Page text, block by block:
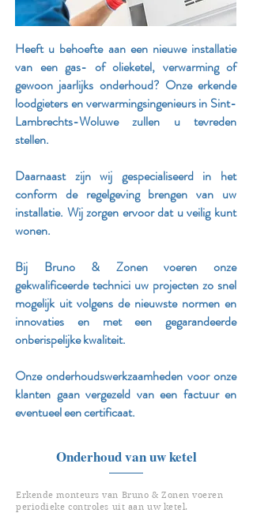
Heeft u behoefte aan een nieuwe installatie
van een gas- of olieketel, verwarming of
gewoon jaarlijks onderhoud? Onze erkende
loodgieters en verwarmingsingenieurs in Sint-
Lambrechts-Woluwe zullen u tevreden
stellen.
Daarnaast zijn wij gespecialiseerd in het
conform de regelgeving brengen van uw
installatie. Wij zorgen ervoor dat u veilig kunt
wonen.
Bij Bruno & Zonen voeren onze
gekwalificeerde technici uw projecten zo snel
mogelijk uit volgens de nieuwste normen en
innovaties en met een gegarandeerde
onberispelijke kwaliteit.
Onze onderhoudswerkzaamheden voor onze
klanten gaan vergezeld van een factuur en
eventueel een certificaat.
Onderhoud van uw ketel
Erkende monteurs van Bruno & Zonen voeren
periodieke controles uit aan uw ketel.